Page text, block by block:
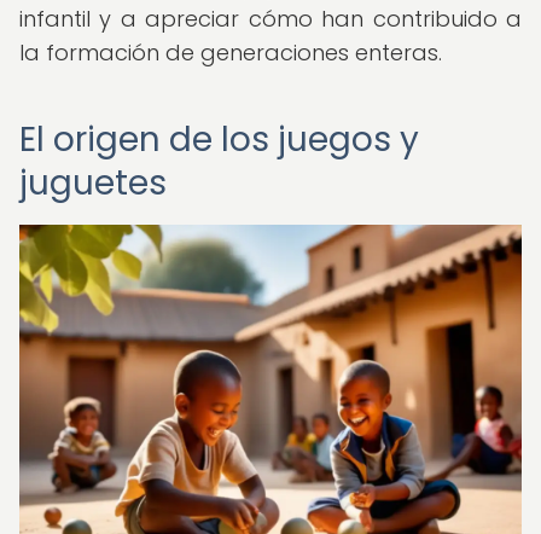
infantil y a apreciar cómo han contribuido a
la formación de generaciones enteras.
El origen de los juegos y
juguetes